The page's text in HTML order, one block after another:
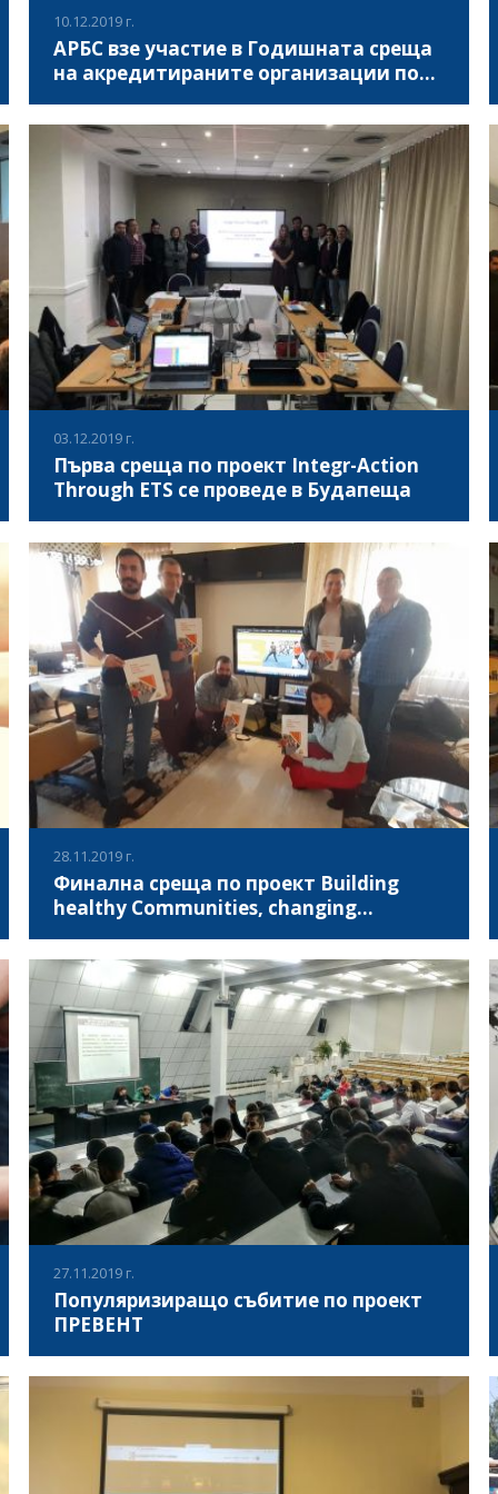
Уеб Платформа на проекта на няколко езика,
съдържание.
10.12.2019 г.
АРБС взе участие в Годишната среща
на акредитираните организации по
агенция по програма „Еразъм+“ в България организира
„Годишна среща на акредитираните организации по
доброволчески проекти“, която се осъществи в София,
на 10 декември 2019г.
ВИЖ ПОВЕЧЕ
03.12.2019 г.
Първа среща по проект Integr-Action
Through ETS се проведе в Будапеща
проведе първа среща по проект "Integr-Action Through
ETS" (IATETS) - 24-месечно стратегическо партньорство,
насочено към създаването на нови възможности за
образование и лична реализация за възрастни
европейци в неравностойно положение, засегнати от
увреждане, чрез предоставяне на образователни
формати и методи на персонализирано обучение,
основани на Обучение чрез спорт (ОЧС).
ВИЖ ПОВЕЧЕ
28.11.2019 г.
Финална среща по проект Building
healthy Communities, changing
финална среща по проект „Building healthy Communities,
changing opportunities“. Стратегическо партньорство
между пет организации от България, Испания, Полша,
Кипър и Италия, като един от партньорите е „Асоциация
за развитие на българския спорт“, разработи наръчник
с добри практики и инструменти за „Обучение чрез
спорт“ - инструмент, който да се използва при работата
с младежи, с добавена полезна информация за средата
във всяка партньорска държава. В срещата, от името на
„Асоциация за развитие на българския спорт“, взе
участие Ивайло Здравков – член на УС на Асоциацията.
По време на срещата партньорите обсъдиха
дейностите по проекта и възможностите за
младежта.
ВИЖ ПОВЕЧЕ
27.11.2019 г.
Популяризиращо събитие по проект
ПРЕВЕНТ
българския спорт“, организира популяризиращо
събитие по проект „Физическите упражнения като
средство за превенция и възстановяване от хронични
заболявания“ /ПРЕВЕНТ/, по време на което
физиотерапевти и кинезитерапевти имаха възможност
ВИЖ ПОВЕЧЕ